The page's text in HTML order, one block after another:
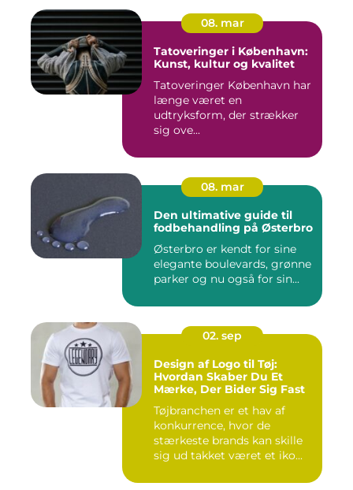
08. mar
Tatoveringer i København:
Kunst, kultur og kvalitet
Tatoveringer København har
længe været en
udtryksform, der strækker
sig ove...
08. mar
Den ultimative guide til
fodbehandling på Østerbro
Østerbro er kendt for sine
elegante boulevards, grønne
parker og nu også for sin...
02. sep
Design af Logo til Tøj:
Hvordan Skaber Du Et
Mærke, Der Bider Sig Fast
Tøjbranchen er et hav af
konkurrence, hvor de
stærkeste brands kan skille
sig ud takket været et iko...